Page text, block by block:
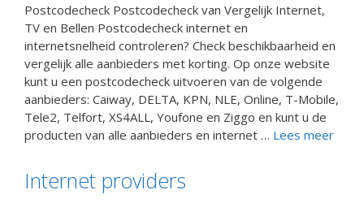
Postcodecheck Postcodecheck van Vergelijk Internet,
TV en Bellen Postcodecheck internet en
internetsnelheid controleren? Check beschikbaarheid en
vergelijk alle aanbieders met korting. Op onze website
kunt u een postcodecheck uitvoeren van de volgende
aanbieders: Caiway, DELTA, KPN, NLE, Online, T-Mobile,
Tele2, Telfort, XS4ALL, Youfone en Ziggo en kunt u de
producten van alle aanbieders en internet … Lees meer
Internet providers